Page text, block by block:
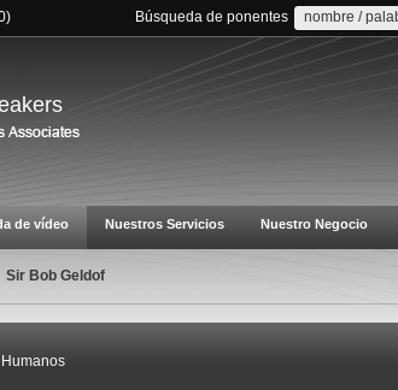
) Búsqueda de ponentes
de vídeo Nuestros Servicios Nuestro Negocio
Sir Bob Geldof